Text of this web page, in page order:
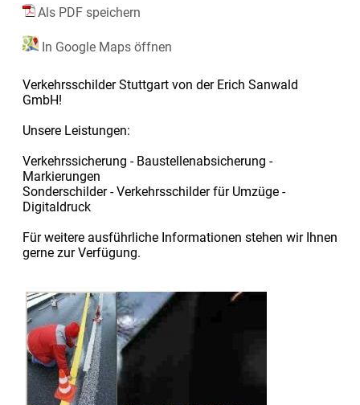
Als PDF speichern
In Google Maps öffnen
Verkehrsschilder Stuttgart von der Erich Sanwald
GmbH!
Unsere Leistungen:
Verkehrssicherung - Baustellenabsicherung -
Markierungen
Sonderschilder - Verkehrsschilder für Umzüge -
Digitaldruck
Für weitere ausführliche Informationen stehen wir Ihnen
gerne zur Verfügung.